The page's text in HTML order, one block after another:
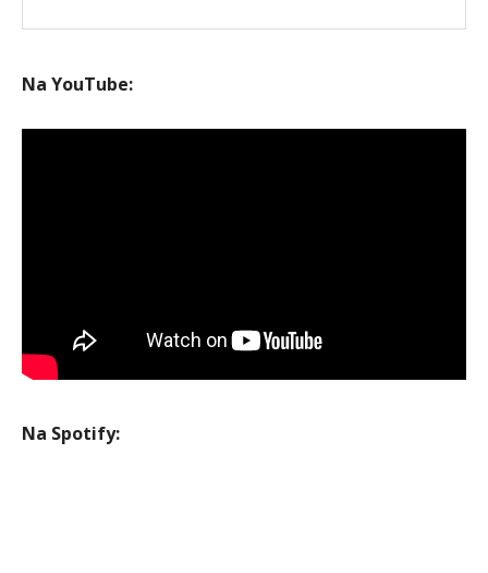
Na YouTube:
Na Spotify: